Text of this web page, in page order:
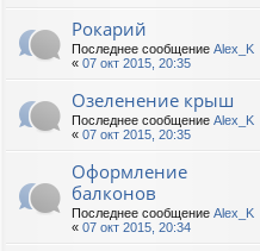
Рокарий
Последнее сообщение Alex_K
« 07 окт 2015, 20:35
Озеленение крыш
Последнее сообщение Alex_K
« 07 окт 2015, 20:35
Оформление
балконов
Последнее сообщение Alex_K
« 07 окт 2015, 20:34